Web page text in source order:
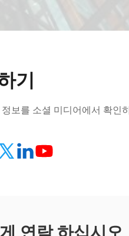
기
보를 소셜 미디어에서 확인
연락 하십시오